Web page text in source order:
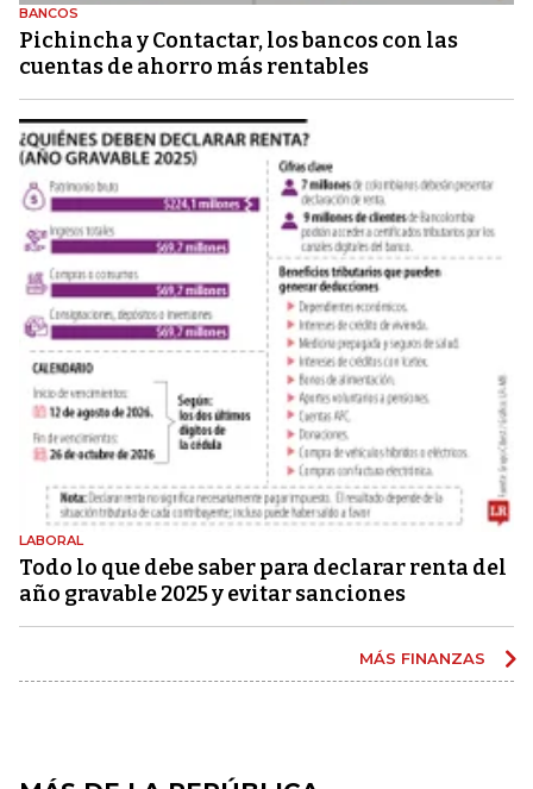
BANCOS
Pichincha y Contactar, los bancos con las
cuentas de ahorro más rentables
LABORAL
Todo lo que debe saber para declarar renta del
año gravable 2025 y evitar sanciones
MÁS FINANZAS